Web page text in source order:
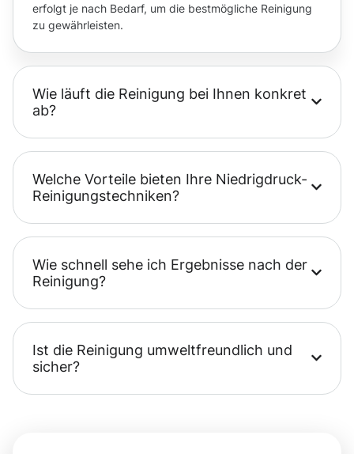
erfolgt je nach Bedarf, um die bestmögliche Reinigung
zu gewährleisten.
Wie läuft die Reinigung bei Ihnen konkret
ab?
Welche Vorteile bieten Ihre Niedrigdruck-
Reinigungstechniken?
Wie schnell sehe ich Ergebnisse nach der
Reinigung?
Ist die Reinigung umweltfreundlich und
sicher?